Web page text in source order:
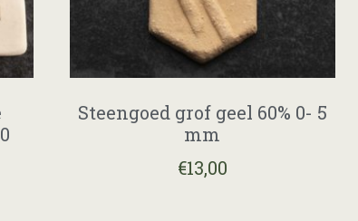
Steengoed grof geel 60% 0- 5
mm
€13,00